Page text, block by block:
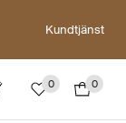
Kundtjänst
0 0